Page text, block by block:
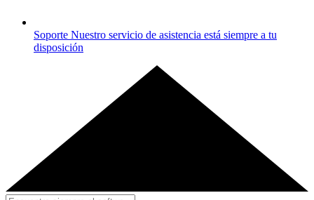
Soporte Nuestro servicio de asistencia está siempre a tu
disposición